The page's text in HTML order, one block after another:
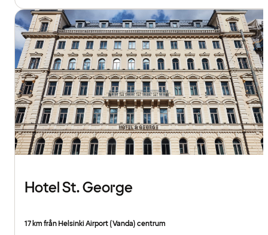
Hotel St. George
17 km från Helsinki Airport (Vanda) centrum